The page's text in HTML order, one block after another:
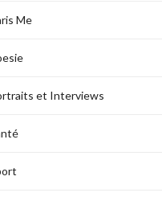
Me
et Interviews